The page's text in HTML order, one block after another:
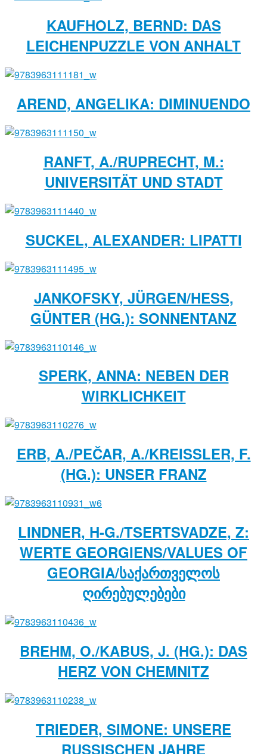
KAUFHOLZ, BERND: DAS
LEICHENPUZZLE VON ANHALT
AREND, ANGELIKA: DIMINUENDO
RANFT, A./RUPRECHT, M.:
UNIVERSITÄT UND STADT
SUCKEL, ALEXANDER: LIPATTI
JANKOFSKY, JÜRGEN/HESS,
GÜNTER (HG.): SONNENTANZ
SPERK, ANNA: NEBEN DER
WIRKLICHKEIT
ERB, A./PEČAR, A./KREISSLER, F. (
HG.): UNSER FRANZ
LINDNER, H-G./TSERTSVADZE, Z:
WERTE GEORGIENS/VALUES OF
GEORGIA/ᲡᲐᲥᲐᲠᲗᲕᲔᲚᲝᲡ
ᲦᲘᲠᲔᲑᲣᲚᲔᲑᲔᲑᲘ
BREHM, O./KABUS, J. (HG.): DAS
HERZ VON CHEMNITZ
TRIEDER, SIMONE: UNSERE
RUSSISCHEN JAHRE